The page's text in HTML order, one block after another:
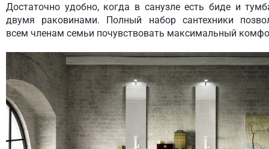
Достаточно удобно, когда в санузле есть биде и
двумя раковинами. Полный набор сантехники
всем членам семьи почувствовать максимальный